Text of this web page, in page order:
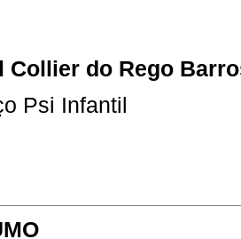
Collier do Rego
Psi Infantil